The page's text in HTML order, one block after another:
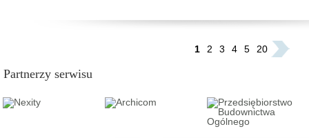
1 2 3 4 5 20
Partnerzy serwisu